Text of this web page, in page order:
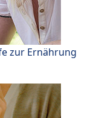
zur Ernährung